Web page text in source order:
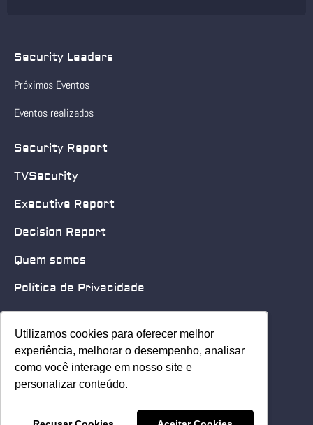
Utilizamos cookies para oferecer melhor
experiência, melhorar o desempenho, analisar
como você interage em nosso site e
personalizar conteúdo.
Utilizamos cookies para oferecer melhor
experiência, melhorar o desempenho, analisar
como você interage em nosso site e
personalizar conteúdo.
Security Leaders
Próximos Eventos
Eventos realizados
Security Report
TVSecurity
Executive Report
Decision Report
Quem somos
Política de Privacidade
Quero patrocinar
Contato
Home
© 2025 Security Leader. Todos os Direitos Reservados.